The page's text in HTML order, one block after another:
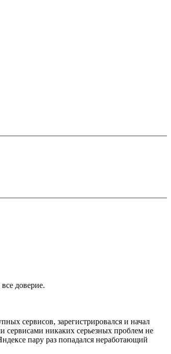
доверие.
сервисов, зарегистрировался и начал
сервисами никаких серьезных проблем не
пару раз попадался неработающий